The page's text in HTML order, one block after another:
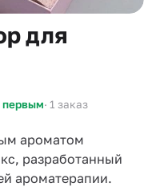
для
первым· 1 заказ
ароматом
разработанный
ароматерапии.